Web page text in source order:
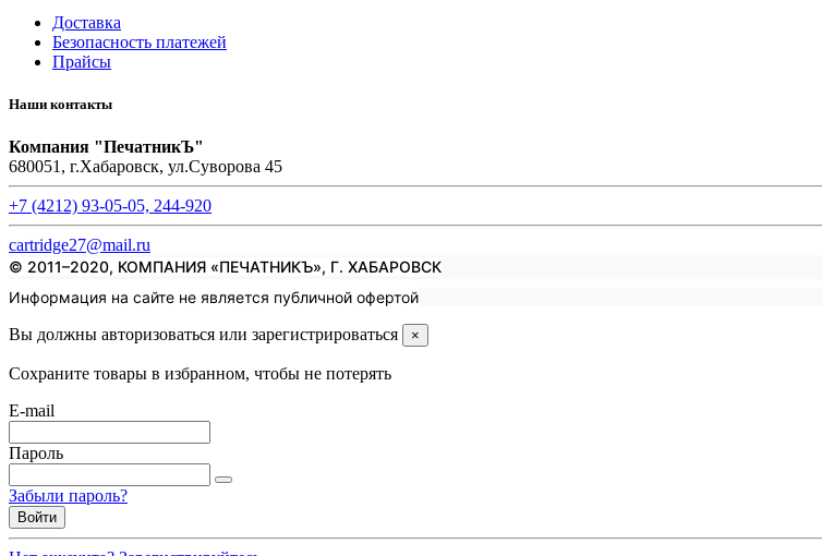
Доставка
Безопасность платежей
Прайсы
Наши контакты
Компания "ПечатникЪ"
680051, г.Хабаровск, ул.Суворова 45
+7 (4212) 93-05-05, 244-920
cartridge27@mail.ru
© 2011–2020, КОМПАНИЯ «ПЕЧАТНИКЪ», Г. ХАБАРОВСК
Информация на сайте не является публичной офертой
Вы должны авторизоваться или зарегистрироваться
×
Сохраните товары в избранном, чтобы не потерять
E-mail
Пароль
Забыли пароль?
Войти